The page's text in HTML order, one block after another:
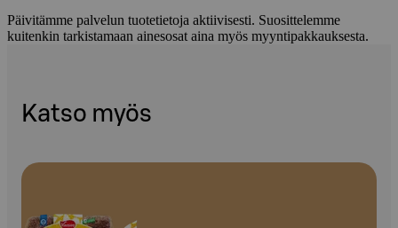
Päivitämme palvelun tuotetietoja aktiivisesti. Suosittelemme
kuitenkin tarkistamaan ainesosat aina myös myyntipakkauksesta.
Katso myös